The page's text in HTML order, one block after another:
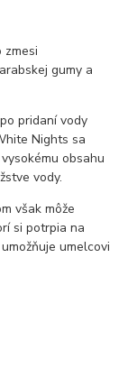
gumy a
pridaní vody
Nights sa
obsahu
vody.
však môže
si potrpia na
umelcovi